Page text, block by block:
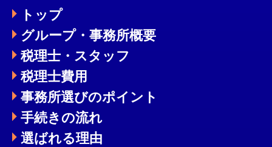
トップ
グループ・事務所概要
税理士・スタッフ
税理士費用
事務所選びのポイント
手続きの流れ
選ばれる理由